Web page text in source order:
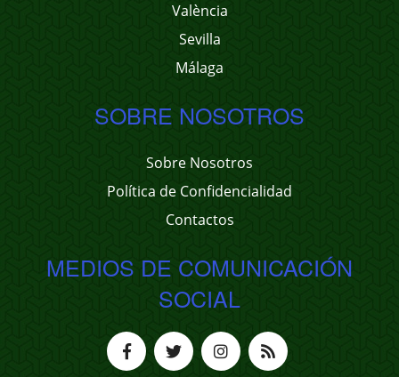
València
Sevilla
Málaga
SOBRE NOSOTROS
Sobre Nosotros
Política de Confidencialidad
Contactos
MEDIOS DE COMUNICACIÓN
SOCIAL